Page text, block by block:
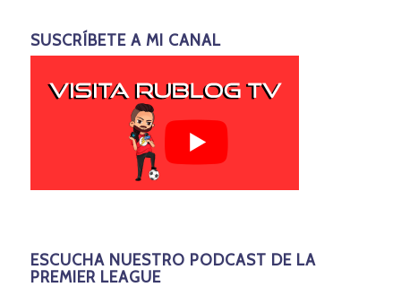
SUSCRÍBETE A MI CANAL
ESCUCHA NUESTRO PODCAST DE LA
PREMIER LEAGUE